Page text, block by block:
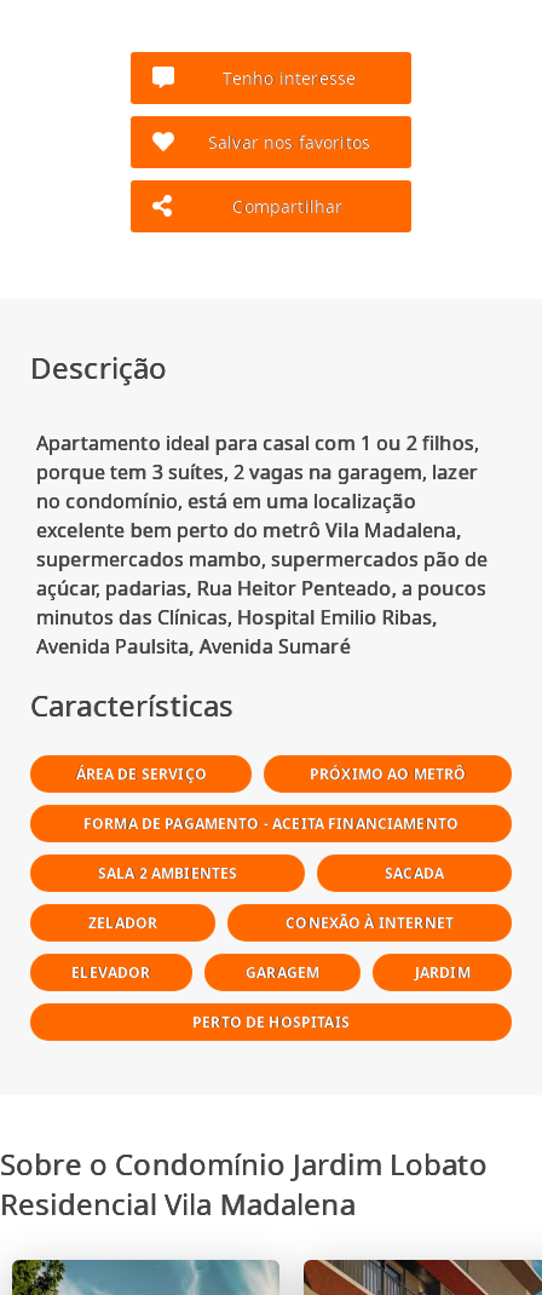
Tenho interesse
Salvar nos favoritos
Compartilhar
Descrição
Apartamento ideal para casal com 1 ou 2 filhos,
porque tem 3 suítes, 2 vagas na garagem, lazer
no condomínio, está em uma localização
excelente bem perto do metrô Vila Madalena,
supermercados mambo, supermercados pão de
açúcar, padarias, Rua Heitor Penteado, a poucos
minutos das Clínicas, Hospital Emilio Ribas,
Avenida Paulsita, Avenida Sumaré
Características
ÁREA DE SERVIÇO PRÓXIMO AO METRÔ
FORMA DE PAGAMENTO - ACEITA FINANCIAMENTO
SALA 2 AMBIENTES SACADA
ZELADOR CONEXÃO À INTERNET
ELEVADOR GARAGEM JARDIM
PERTO DE HOSPITAIS
Sobre o Condomínio Jardim Lobato
Residencial Vila Madalena